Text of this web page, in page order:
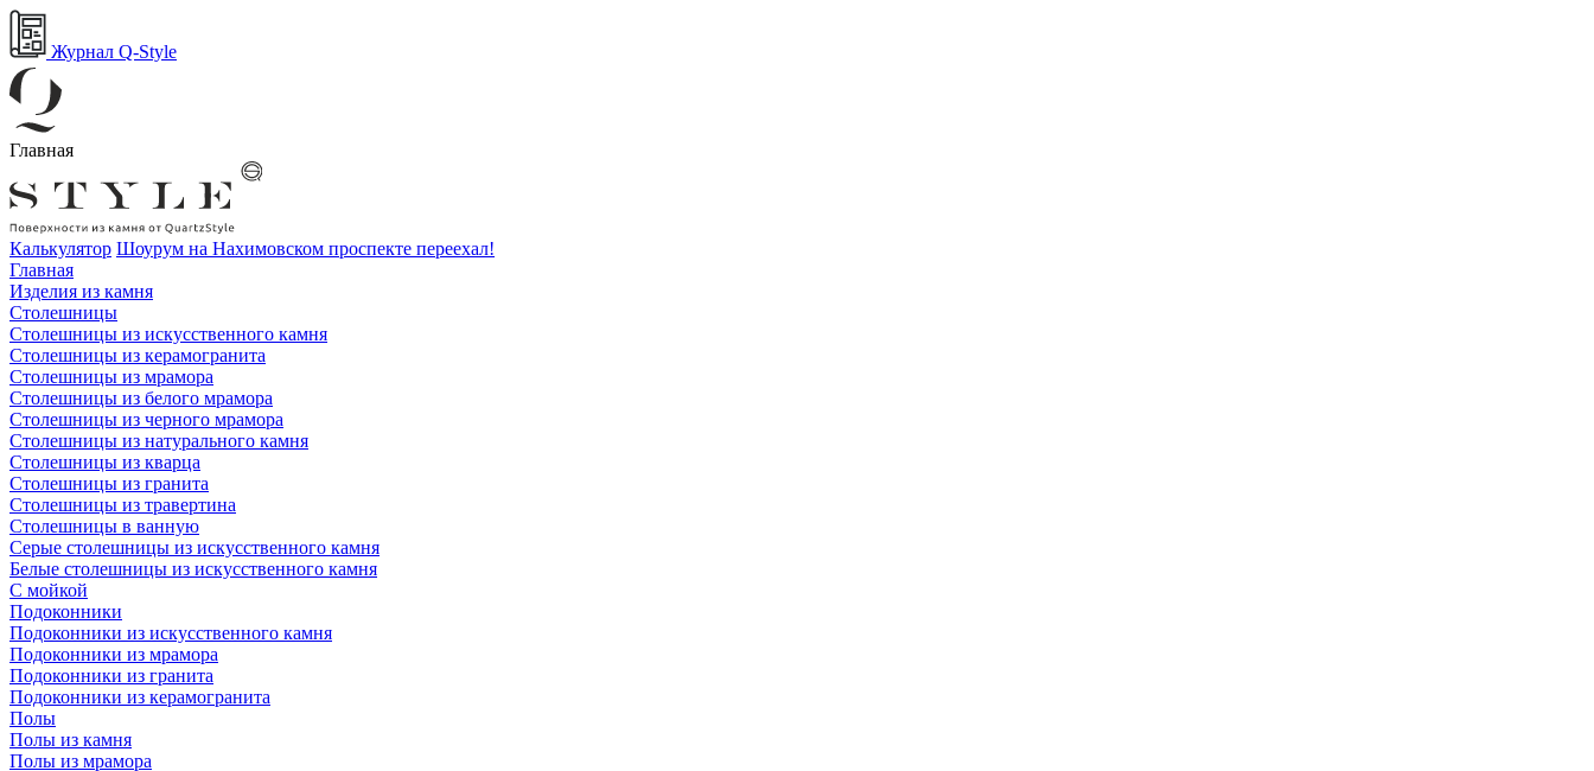
Журнал Q-Style
Главная
Калькулятор Шоурум на Нахимовском проспекте переехал!
Главная
Изделия из камня
Столешницы
Столешницы из искусственного камня
Столешницы из керамогранита
Столешницы из мрамора
Столешницы из белого мрамора
Столешницы из черного мрамора
Столешницы из натурального камня
Столешницы из кварца
Столешницы из гранита
Столешницы из травертина
Столешницы в ванную
Серые столешницы из искусственного камня
Белые столешницы из искусственного камня
С мойкой
Подоконники
Подоконники из искусственного камня
Подоконники из мрамора
Подоконники из гранита
Подоконники из керамогранита
Полы
Полы из камня
Полы из мрамора